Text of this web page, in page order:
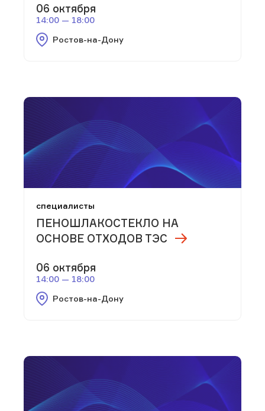
06 октября
14:00 — 18:00
Ростов-на-Дону
специалисты
ПЕНОШЛАКОСТЕКЛО НА
ОСНОВЕ ОТХОДОВ ТЭС
06 октября
14:00 — 18:00
Ростов-на-Дону